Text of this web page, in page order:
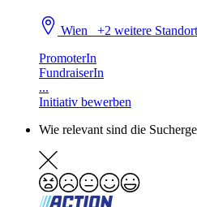
Wien+2 weitere
PromoterIn
FundraiserIn
...
Initiativ bewerben
Wie relevant sind die